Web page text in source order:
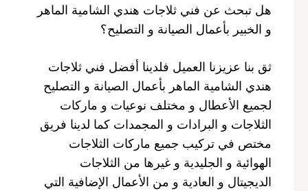
هل تبحث عن فني ثلاجات هندي الشامية الماهر
و الخبير بأعمال الصيانة و التصليح؟
ثق بنا عزيزنا العميل فلدينا أفضل فني ثلاجات
هندي الشامية الماهر بأعمال الصيانة و التصليح
لجميع الأعطال و مختلف نوعيات و ماركات
الثلاجات و البرادات و المجمدات كما لدينا فريق
مختص في تركيب جميع ماركات الثلاجات
الهوائية و الجليدية و غيرها من الثلاجات
الديجيتال و العادية و من الأعمال الإضافية التي